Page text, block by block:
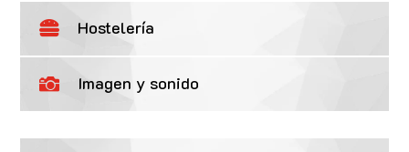
 Hostelería
 Imagen y sonido